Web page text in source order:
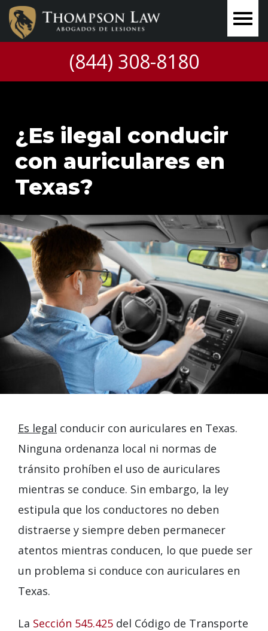
(844) 308-8180
¿Es ilegal conducir
con auriculares en
Texas?
Es legal conducir con auriculares en Texas.
Ninguna ordenanza local ni normas de
tránsito prohíben el uso de auriculares
mientras se conduce. Sin embargo, la ley
estipula que los conductores no deben
distraerse y siempre deben permanecer
atentos mientras conducen, lo que puede ser
un problema si conduce con auriculares en
Texas.
La Sección 545.425 del Código de Transporte